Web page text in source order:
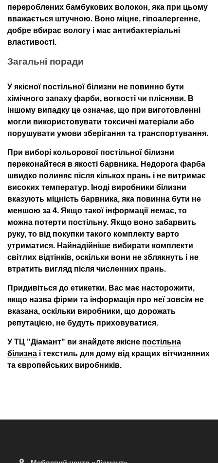
перероблених бамбукових волокон, яка при цьому
вважається штучною. Воно міцне, гіпоалергенне,
добре вбирає вологу і має антибактеріальні
властивості.
Загальні поради
У якісної постільної білизни не повинно бути
хімічного запаху фарби, вогкості чи плісняви. В
іншому випадку це означає, що при виготовленні
могли використовувати токсичні матеріали або
порушувати умови зберігання та транспортування.
При виборі кольорової постільної білизни
переконайтеся в якості барвника. Недорога фарба
швидко полиняє після кількох прань і не витримає
високих температур. Іноді виробники білизни
вказують міцність барвника, яка повинна бути не
меншою за 4. Якщо такої інформації немає, то
можна потерти постільну. Якщо воно забарвить
руку, то від покупки такого комплекту варто
утриматися. Найнадійніше вибирати комплекти
світлих відтінків, оскільки вони не зблякнуть і не
втратить вигляд після численних прань.
Придивіться до етикетки. Вас має насторожити,
якщо назва фірми та інформація про неї зовсім не
вказана, оскільки виробники, що дорожать
репутацією, не будуть приховуватися.
У ТЦ "Діамант" ви знайдете якісне постільна
білизна і текстиль для дому від кращих вітчизняних
та європейських виробників.